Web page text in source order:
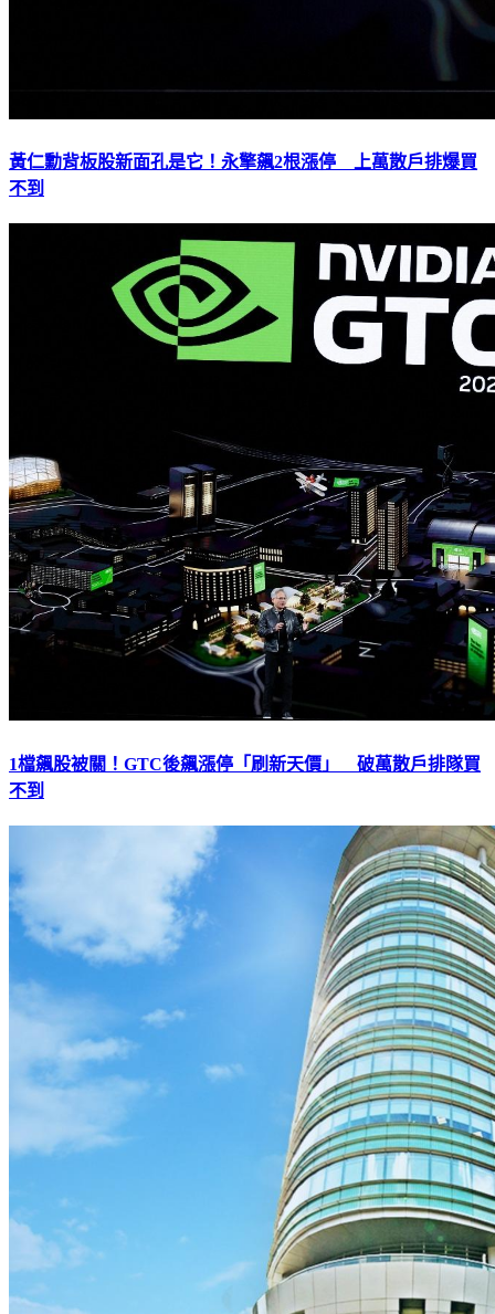
黃仁勳背板股新面孔是它！永擎飆2根漲停 上萬散戶排爆買
不到
1檔飆股被關！GTC後飆漲停「刷新天價」 破萬散戶排隊買
不到